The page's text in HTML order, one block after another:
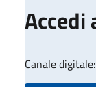
Accedi
Canale digitale: